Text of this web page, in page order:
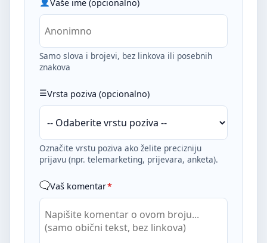
Vaše ime (opcionalno)
Samo slova i brojevi, bez linkova ili posebnih
znakova
Vrsta poziva (opcionalno)
Označite vrstu poziva ako želite precizniju
prijavu (npr. telemarketing, prijevara, anketa).
Vaš komentar*